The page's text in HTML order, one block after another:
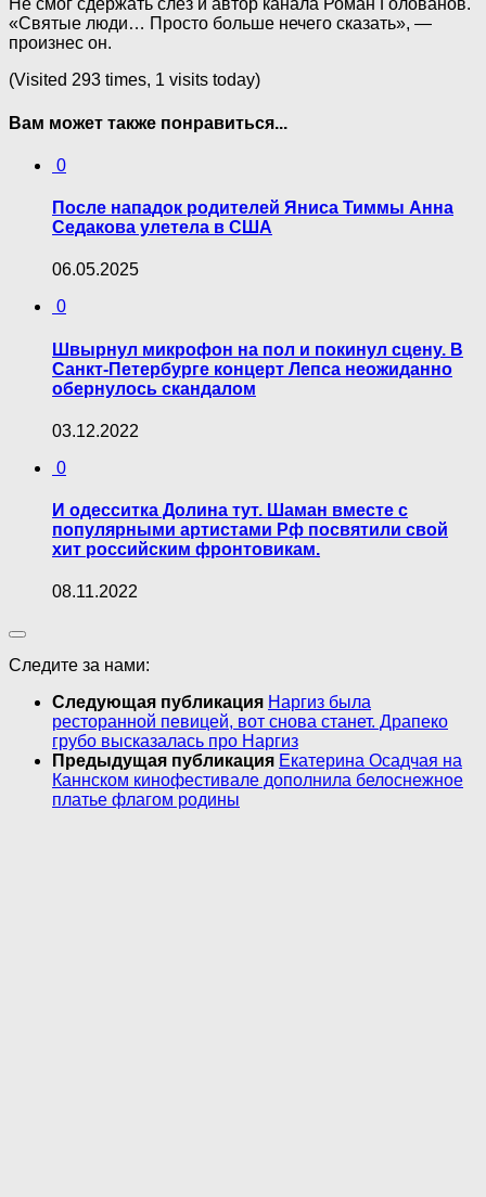
Не смог сдержать слез и автор канала Роман Голованов.
«Святые люди… Просто больше нечего сказать», —
произнес он.
(Visited 293 times, 1 visits today)
Вам может также понравиться...
0
После нападок родителей Яниса Тиммы Анна
Седакова улетела в США
06.05.2025
0
Швырнул микрофон на пол и покинул сцену. В
Санкт-Петербурге концерт Лепса неожиданно
обернулось скандалом
03.12.2022
0
И одесситка Долина тут. Шаман вместе с
популярными артистами Рф посвятили свой
хит российским фронтовикам.
08.11.2022
Следите за нами:
Следующая публикация Наргиз была
ресторанной певицей, вот снова станет. Драпеко
грубо высказалась про Наргиз
Предыдущая публикация Екатерина Осадчая на
Каннском кинофестивале дополнила белоснежное
платье флагом родины